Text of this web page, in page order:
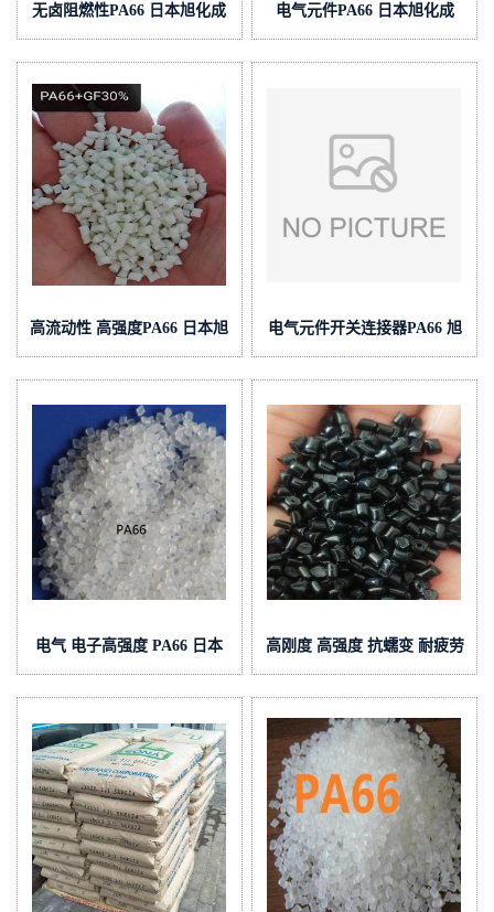
无卤阻燃性PA66 日本旭化成
FR370-NC 注塑级电气元件
电气元件PA66 日本旭化成
FG173 BK 注塑级玻璃纤维增
高流动性 高强度PA66 日本旭
化成 90G33 耐冲击级
电气元件开关连接器PA66 旭
化成 FR370 注塑级
电气 电子高强度 PA66 日本
旭化成 13G30 BK 注塑级
高刚度 高强度 抗蠕变 耐疲劳
PA66 日本旭化成 13G15 注塑